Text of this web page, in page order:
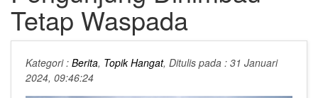
Tetap Waspada
Kategori : Berita, Topik Hangat, Ditulis pada : 31 Januari
2024, 09:46:24